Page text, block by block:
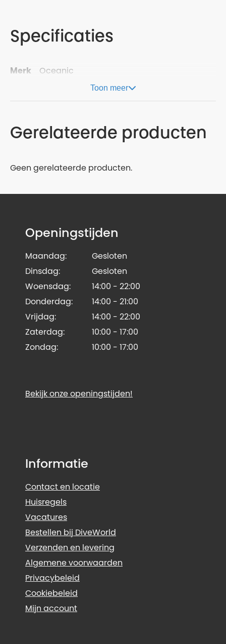
Specificaties
Merk Oceanic
Toon meer
Gerelateerde producten
Geen gerelateerde producten.
Openingstijden
Maandag:
Gesloten
Dinsdag:
Gesloten
Woensdag:
14:00 - 22:00
Donderdag:
14:00 - 21:00
Vrijdag:
14:00 - 22:00
Zaterdag:
10:00 - 17:00
Zondag:
10:00 - 17:00
Bekijk onze openingstijden!
Informatie
Contact en locatie
Huisregels
Vacatures
Bestellen bij DiveWorld
Verzenden en levering
Algemene voorwaarden
Privacybeleid
Cookiebeleid
Mijn account